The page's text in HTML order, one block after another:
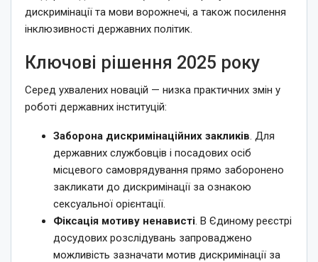
дискримінації та мови ворожнечі, а також посилення
інклюзивності державних політик.
Ключові рішення 2025 року
Серед ухвалених новацій — низка практичних змін у
роботі державних інституцій:
Заборона дискримінаційних закликів. Для
державних службовців і посадових осіб
місцевого самоврядування прямо заборонено
закликати до дискримінації за ознакою
сексуальної орієнтації.
Фіксація мотиву ненависті. В Єдиному реєстрі
досудових розслідувань запроваджено
можливість зазначати мотив дискримінації за